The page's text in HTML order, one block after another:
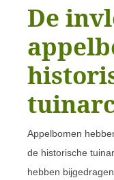
De
Appelbomen
de historische
hebben